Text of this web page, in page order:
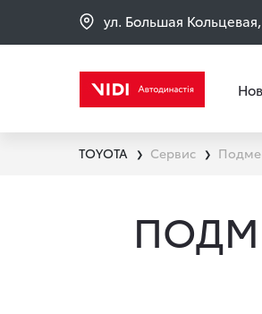
ул. Большая
TOYOTA ❯ Сервис ❯